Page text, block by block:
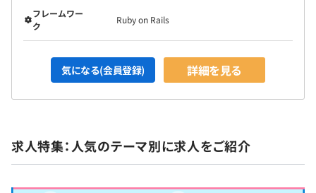
フレームワー
ク
Ruby on Rails
気になる(会員登録) 詳細を見る
求人特集：人気のテーマ別に求人をご紹介